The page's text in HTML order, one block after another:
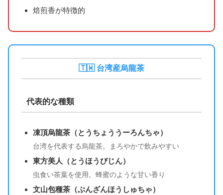
焙煎香が特徴的
🇹🇼 台湾産烏龍茶
代表的な種類
凍頂烏龍茶（とうちょううーろんちゃ）
台湾を代表する烏龍茶。まろやかで飲みやすい
東方美人（とうほうびじん）
虫食い茶葉を使用。蜂蜜のような甘い香り
文山包種茶（ぶんざんほうしゅちゃ）